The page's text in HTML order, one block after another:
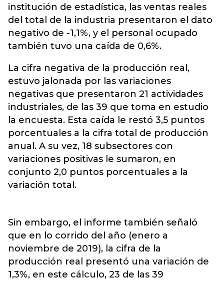
institución de estadística, las ventas reales
del total de la industria presentaron el dato
negativo de -1,1%, y el personal ocupado
también tuvo una caída de 0,6%.
La cifra negativa de la producción real,
estuvo jalonada por las variaciones
negativas que presentaron 21 actividades
industriales, de las 39 que toma en estudio
la encuesta. Esta caída le restó 3,5 puntos
porcentuales a la cifra total de producción
anual. A su vez, 18 subsectores con
variaciones positivas le sumaron, en
conjunto 2,0 puntos porcentuales a la
variación total.
Sin embargo, el informe también señaló
que en lo corrido del año (enero a
noviembre de 2019), la cifra de la
producción real presentó una variación de
1,3%, en este cálculo, 23 de las 39